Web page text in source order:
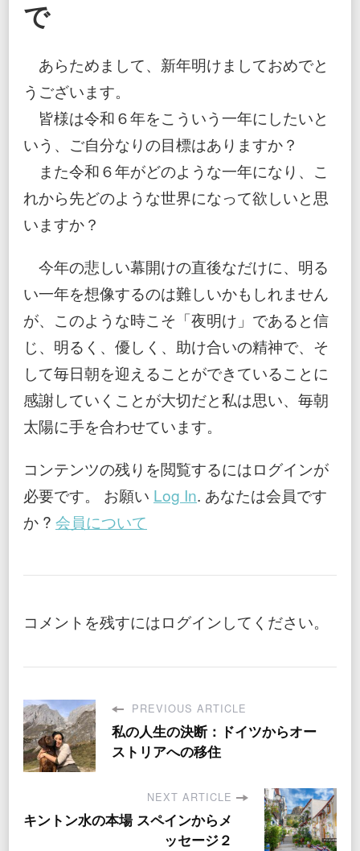
で
あらためまして、新年明けましておめでと
うございます。
皆様は令和６年をこういう一年にしたいと
いう、ご自分なりの目標はありますか？
また令和６年がどのような一年になり、こ
れから先どのような世界になって欲しいと思
いますか？
今年の悲しい幕開けの直後なだけに、明る
い一年を想像するのは難しいかもしれません
が、このような時こそ「夜明け」であると信
じ、明るく、優しく、助け合いの精神で、そ
して毎日朝を迎えることができていることに
感謝していくことが大切だと私は思い、毎朝
太陽に手を合わせています。
コンテンツの残りを閲覧するにはログインが
必要です。 お願い Log In. あなたは会員です
か ? 会員について
コメントを残すにはログインしてください。
PREVIOUS ARTICLE
私の人生の決断：ドイツからオー
ストリアへの移住
NEXT ARTICLE
キントン水の本場 スペインからメ
ッセージ２